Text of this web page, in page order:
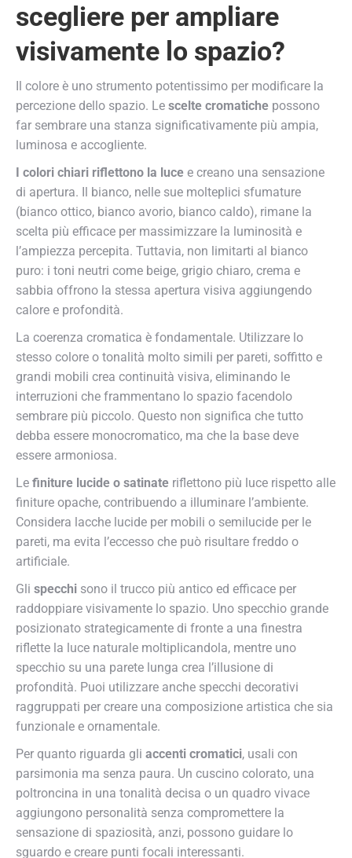
scegliere per ampliare
visivamente lo spazio?
Il colore è uno strumento potentissimo per modificare la
percezione dello spazio. Le scelte cromatiche possono
far sembrare una stanza significativamente più ampia,
luminosa e accogliente.
I colori chiari riflettono la luce e creano una sensazione
di apertura. Il bianco, nelle sue molteplici sfumature
(bianco ottico, bianco avorio, bianco caldo), rimane la
scelta più efficace per massimizzare la luminosità e
l’ampiezza percepita. Tuttavia, non limitarti al bianco
puro: i toni neutri come beige, grigio chiaro, crema e
sabbia offrono la stessa apertura visiva aggiungendo
calore e profondità.
La coerenza cromatica è fondamentale. Utilizzare lo
stesso colore o tonalità molto simili per pareti, soffitto e
grandi mobili crea continuità visiva, eliminando le
interruzioni che frammentano lo spazio facendolo
sembrare più piccolo. Questo non significa che tutto
debba essere monocromatico, ma che la base deve
essere armoniosa.
Le finiture lucide o satinate riflettono più luce rispetto alle
finiture opache, contribuendo a illuminare l’ambiente.
Considera lacche lucide per mobili o semilucide per le
pareti, ma evita l’eccesso che può risultare freddo o
artificiale.
Gli specchi sono il trucco più antico ed efficace per
raddoppiare visivamente lo spazio. Uno specchio grande
posizionato strategicamente di fronte a una finestra
riflette la luce naturale moltiplicandola, mentre uno
specchio su una parete lunga crea l’illusione di
profondità. Puoi utilizzare anche specchi decorativi
raggruppati per creare una composizione artistica che sia
funzionale e ornamentale.
Per quanto riguarda gli accenti cromatici, usali con
parsimonia ma senza paura. Un cuscino colorato, una
poltroncina in una tonalità decisa o un quadro vivace
aggiungono personalità senza compromettere la
sensazione di spaziosità, anzi, possono guidare lo
sguardo e creare punti focali interessanti.